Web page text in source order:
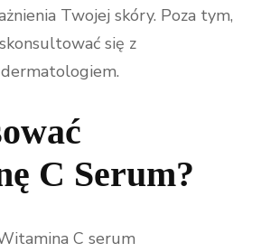
Twojej skóry. Poza tym,
się z
C Serum?